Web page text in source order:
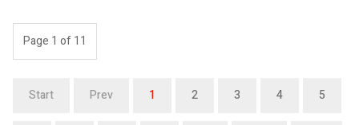
Page 1 of 11
Start Prev 1 2 3 4 5